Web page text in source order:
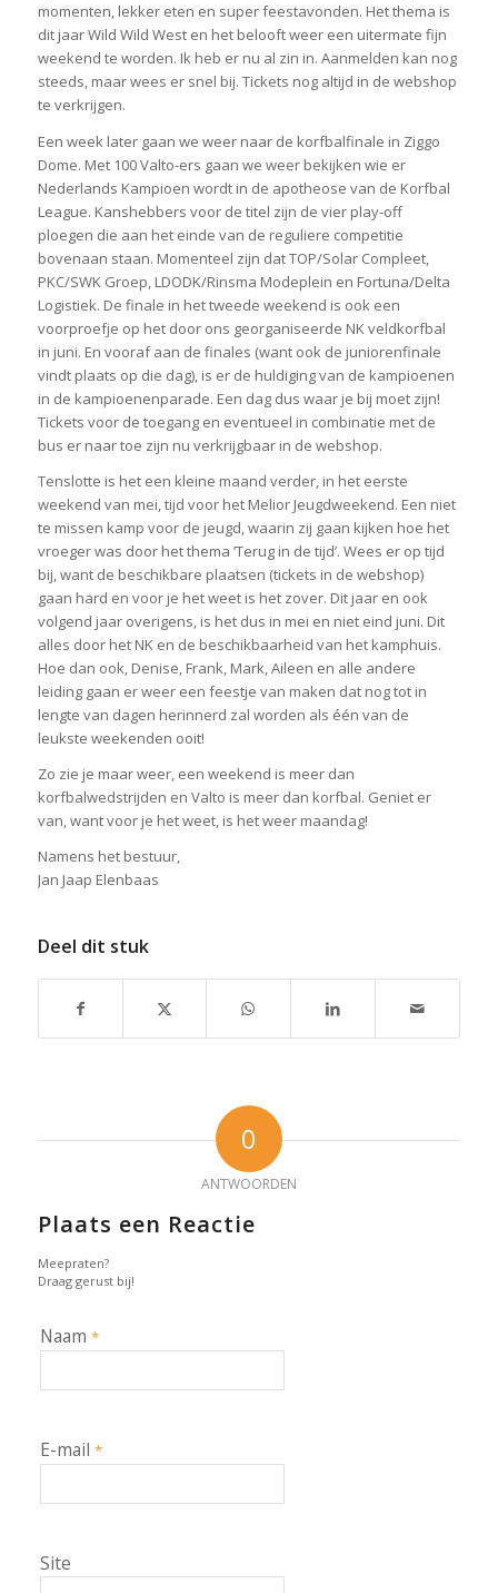
momenten, lekker eten en super feestavonden. Het thema is
dit jaar Wild Wild West en het belooft weer een uitermate fijn
weekend te worden. Ik heb er nu al zin in. Aanmelden kan nog
steeds, maar wees er snel bij. Tickets nog altijd in de webshop
te verkrijgen.
Een week later gaan we weer naar de korfbalfinale in Ziggo
Dome. Met 100 Valto-ers gaan we weer bekijken wie er
Nederlands Kampioen wordt in de apotheose van de Korfbal
League. Kanshebbers voor de titel zijn de vier play-off
ploegen die aan het einde van de reguliere competitie
bovenaan staan. Momenteel zijn dat TOP/Solar Compleet,
PKC/SWK Groep, LDODK/Rinsma Modeplein en Fortuna/Delta
Logistiek. De finale in het tweede weekend is ook een
voorproefje op het door ons georganiseerde NK veldkorfbal
in juni. En vooraf aan de finales (want ook de juniorenfinale
vindt plaats op die dag), is er de huldiging van de kampioenen
in de kampioenenparade. Een dag dus waar je bij moet zijn!
Tickets voor de toegang en eventueel in combinatie met de
bus er naar toe zijn nu verkrijgbaar in de webshop.
Tenslotte is het een kleine maand verder, in het eerste
weekend van mei, tijd voor het Melior Jeugdweekend. Een niet
te missen kamp voor de jeugd, waarin zij gaan kijken hoe het
vroeger was door het thema ’Terug in de tijd’. Wees er op tijd
bij, want de beschikbare plaatsen (tickets in de webshop)
gaan hard en voor je het weet is het zover. Dit jaar en ook
volgend jaar overigens, is het dus in mei en niet eind juni. Dit
alles door het NK en de beschikbaarheid van het kamphuis.
Hoe dan ook, Denise, Frank, Mark, Aileen en alle andere
leiding gaan er weer een feestje van maken dat nog tot in
lengte van dagen herinnerd zal worden als één van de
leukste weekenden ooit!
Zo zie je maar weer, een weekend is meer dan
korfbalwedstrijden en Valto is meer dan korfbal. Geniet er
van, want voor je het weet, is het weer maandag!
Namens het bestuur,
Jan Jaap Elenbaas
Deel dit stuk
0
ANTWOORDEN
Plaats een Reactie
Meepraten?
Draag gerust bij!
Naam *
E-mail *
Site